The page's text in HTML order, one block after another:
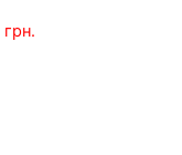
грн.